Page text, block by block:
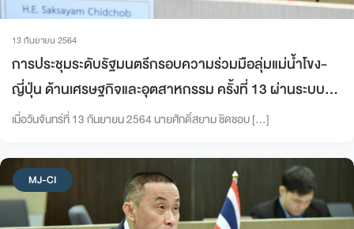
13 กันยายน 2564
การประชุมระดับรัฐมนตรีกรอบความร่วมมือลุ่มแม่น้ำโขง-
ญี่ปุ่น ด้านเศรษฐกิจและอุตสาหกรรม ครั้งที่ 13 ผ่านระบบ
การประชุมทางไกล (The 13th Mekong-Japan Economic
เมื่อวันจันทร์ที่ 13 กันยายน 2564 นายศักดิ์สยาม ชิดชอบ […]
MJ-CI